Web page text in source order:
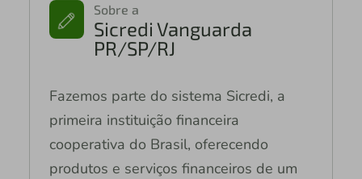
Sobre a
Sicredi Vanguarda
PR/SP/RJ
Fazemos parte do sistema Sicredi, a
primeira instituição financeira
cooperativa do Brasil, oferecendo
produtos e serviços financeiros de um